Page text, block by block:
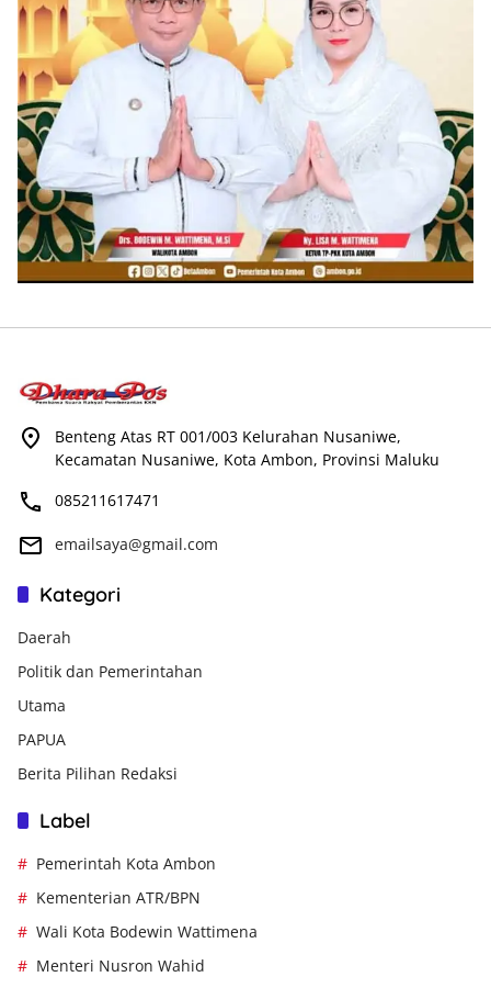
Benteng Atas RT 001/003 Kelurahan Nusaniwe,
Kecamatan Nusaniwe, Kota Ambon, Provinsi Maluku
085211617471
emailsaya@gmail.com
Kategori
Daerah
Politik dan Pemerintahan
Utama
PAPUA
Berita Pilihan Redaksi
Label
Pemerintah Kota Ambon
Kementerian ATR/BPN
Wali Kota Bodewin Wattimena
Menteri Nusron Wahid